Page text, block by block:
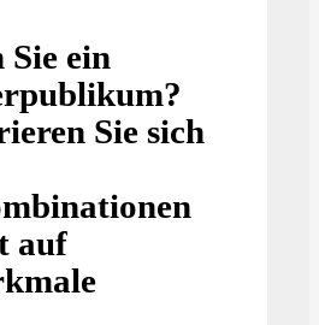
Sie ein
Sie sich
auf